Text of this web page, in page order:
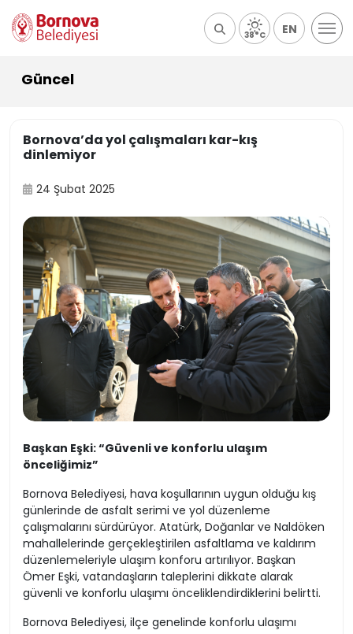
38°C EN
Güncel
Bornova’da yol çalışmaları kar-kış
dinlemiyor
24 Şubat 2025
Başkan Eşki: “Güvenli ve konforlu ulaşım
önceliğimiz”
Bornova Belediyesi, hava koşullarının uygun olduğu kış
günlerinde de asfalt serimi ve yol düzenleme
çalışmalarını sürdürüyor. Atatürk, Doğanlar ve Naldöken
mahallelerinde gerçekleştirilen asfaltlama ve kaldırım
düzenlemeleriyle ulaşım konforu artırılıyor. Başkan
Ömer Eşki, vatandaşların taleplerini dikkate alarak
güvenli ve konforlu ulaşımı önceliklendirdiklerini belirtti.
Bornova Belediyesi, ilçe genelinde konforlu ulaşımı